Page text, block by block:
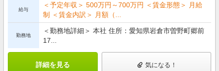
給与
＜予定年収＞ 500万円～700万円 ＜賃金形態＞ 月給
制 ＜賃金内訳＞ 月額（...
勤務地
＜勤務地詳細＞ 本社 住所：愛知県岩倉市曽野町郷前
17...
詳細を見る 気になる！